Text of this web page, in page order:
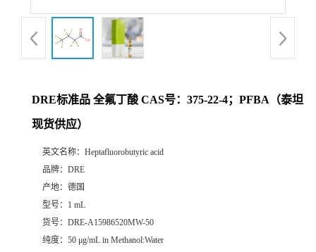
DRE标准品 全氟丁酸 CAS号：375-22-4；PFBA（泰坦
现货供应）
英文名称： Heptafluorobutyric acid
品牌： DRE
产地： 德国
型号： 1 mL
货号： DRE-A15986520MW-50
纯度： 50 μg/mL in Methanol:Water